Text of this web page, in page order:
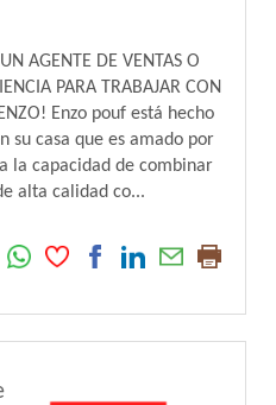
AGENTE DE VENTAS O
PARA TRABAJAR CON
Enzo pouf está hecho
su casa que es amado por
la capacidad de combinar
alta calidad co...